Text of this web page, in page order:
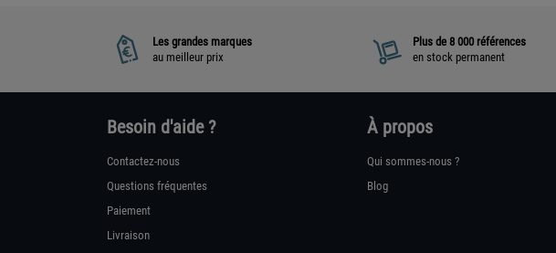
Les grandes marques
au meilleur prix
Plus de 8 000 références
en stock permanent
Besoin d'aide ?
Contactez-nous
Questions fréquentes
Paiement
Livraison
À propos
Qui sommes-nous ?
Blog